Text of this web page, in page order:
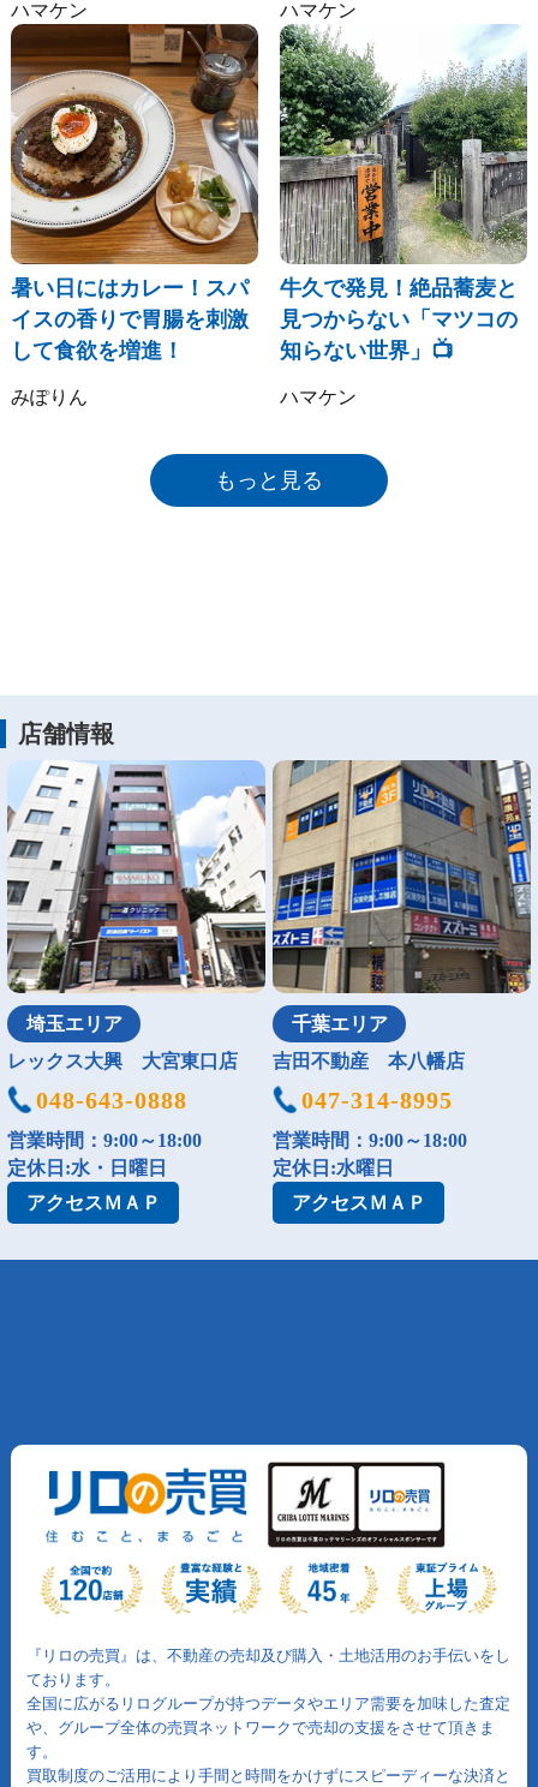
ハマケン ハマケン
暑い日にはカレー！スパ
イスの香りで胃腸を刺激
して食欲を増進！
みぽりん
牛久で発見！絶品蕎麦と
見つからない「マツコの
知らない世界」📺
ハマケン
もっと見る
店舗情報
埼玉エリア
レックス大興 大宮東口店
048-643-0888
営業時間：9:00～18:00
定休日:水・日曜日
アクセスＭＡＰ
千葉エリア
吉田不動産 本八幡店
047-314-8995
営業時間：9:00～18:00
定休日:水曜日
アクセスＭＡＰ
『リロの売買』は、不動産の売却及び購入・土地活用のお手伝いをし
ております。
全国に広がるリログループが持つデータやエリア需要を加味した査定
や、グループ全体の売買ネットワークで売却の支援をさせて頂きま
す。
買取制度のご活用により手間と時間をかけずにスピーディーな決済と